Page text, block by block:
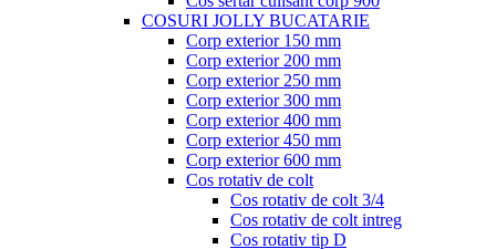
COSURI JOLLY BUCATARIE
Corp exterior 150 mm
Corp exterior 200 mm
Corp exterior 250 mm
Corp exterior 300 mm
Corp exterior 400 mm
Corp exterior 450 mm
Corp exterior 600 mm
Cos rotativ de colt
Cos rotativ de colt 3/4
Cos rotativ de colt intreg
Cos rotativ tip D